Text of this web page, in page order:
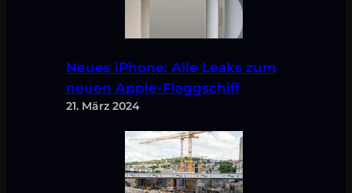
Neues iPhone: Alle Leaks zum
neuen Apple-Flaggschiff
21. März 2024